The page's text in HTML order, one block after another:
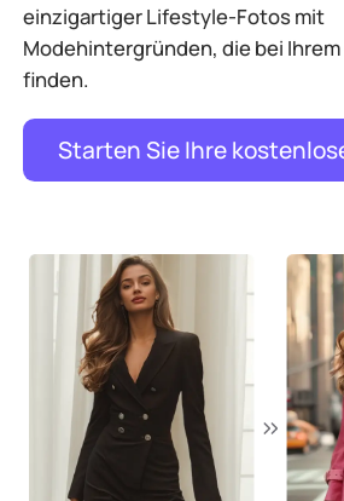
einzigartiger Lifestyle-Fotos mit
Modehintergründen, die bei
finden.
Starten Sie Ihre